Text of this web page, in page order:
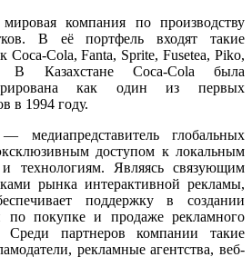
компания по производству
В её портфель входят такие
Coca-Cola, Fanta, Sprite, Fusetea, Piko,
В Казахстане Coca-Cola была
как один из первых
в 1994 году.
медиапредставитель глобальных
доступом к локальным
технологиям. Являясь связующим
рынка интерактивной рекламы,
поддержку в создании
по покупке и продаже рекламного
партнеров компании такие
рекламные агентства, веб-